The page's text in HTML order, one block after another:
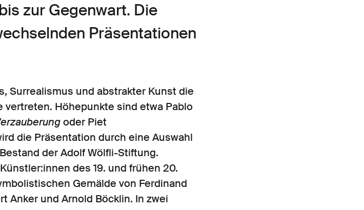
zur Gegenwart. Die
Präsentationen
Surrealismus und abstrakter Kunst die
Höhepunkte sind etwa Pablo
oder Piet
die Präsentation durch eine Auswahl
der Adolf Wölfli-Stiftung.
des 19. und frühen 20.
Gemälde von Ferdinand
Anker und Arnold Böcklin. In zwei